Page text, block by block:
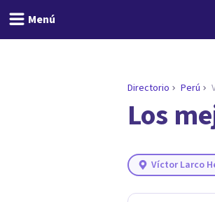
Menú
ENCONTRAR MI
Directorio Perú
Los
Víctor Larco